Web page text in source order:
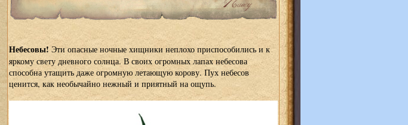
Небесовы! Эти опасные ночные хищники неплохо приспособились и к
яркому свету дневного солнца. В своих огромных лапах небесова
способна утащить даже огромную летающую корову. Пух небесов
ценится, как необычайно нежный и приятный на ощупь.